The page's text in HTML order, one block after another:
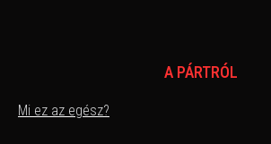
A PÁRTRÓL
Mi ez az egész?